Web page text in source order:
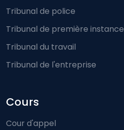
Tribunal de police
Tribunal de première instance
Tribunal du travail
Tribunal de l'entreprise
Cours
Cour d'appel